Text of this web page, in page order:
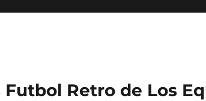
Retro de Los